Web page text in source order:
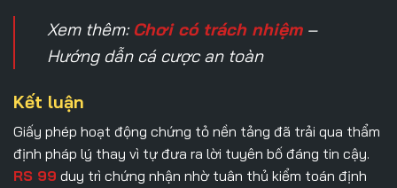
Xem thêm: Chơi có trách nhiệm–
Hướng dẫn cá cược an toàn
Kết luận
Giấy phép hoạt động chứng tỏ nền tảng đã trải qua thẩm
định pháp lý thay vì tự đưa ra lời tuyên bố đáng tin cậy.
RS 99 duy trì chứng nhận nhờ tuân thủ kiểm toán định